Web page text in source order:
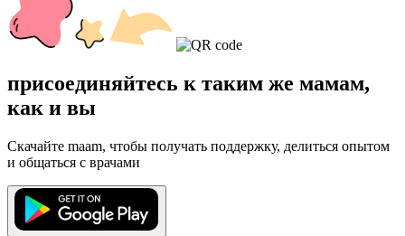
присоединяйтесь к таким же мамам,
как и вы
Скачайте maam, чтобы получать поддержку, делиться опытом
и общаться с врачами